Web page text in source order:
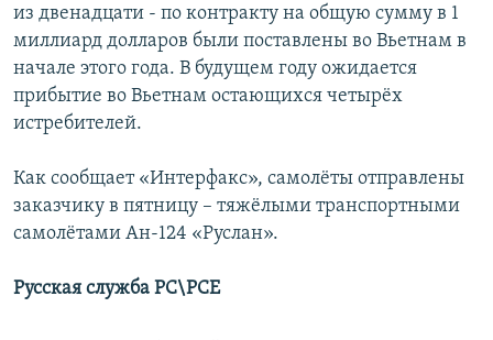
из двенадцати - по контракту на общую сумму в 1
миллиард долларов были поставлены во Вьетнам в
начале этого года. В будущем году ожидается
прибытие во Вьетнам остающихся четырёх
истребителей.
Как сообщает «Интерфакс», самолёты отправлены
заказчику в пятницу – тяжёлыми транспортными
самолётами Ан-124 «Руслан».
Русская служба РС\РСЕ